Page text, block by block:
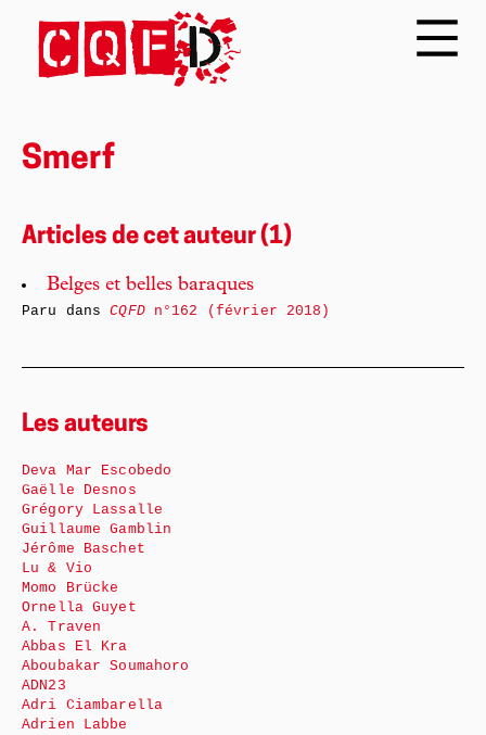
Smerf
Articles de cet auteur (1)
Belges et belles baraques
Paru dansCQFDn°162 (février 2018)
Les auteurs
Deva Mar Escobedo
Gaëlle Desnos
Grégory Lassalle
Guillaume Gamblin
Jérôme Baschet
Lu & Vio
Momo Brücke
Ornella Guyet
A. Traven
Abbas El Kra
Aboubakar Soumahoro
ADN23
Adri Ciambarella
Adrien Labbe